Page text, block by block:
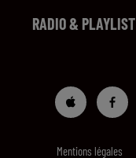
RADIO & PLAYLIST
Mentions légales